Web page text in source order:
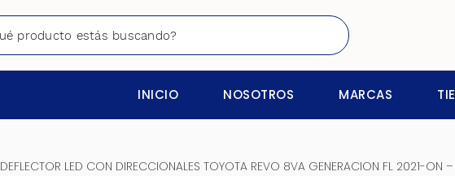
INICIO NOSOTROS MARCAS
DEFLECTOR LED CON DIRECCIONALES TOYOTA REVO 8VA GENERACION FL 2021-ON